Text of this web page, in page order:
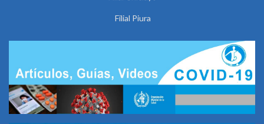
Filial Piura